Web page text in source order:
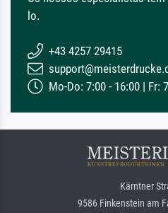
lo.
+43 4257 29415
Mo-Do: 7:00 - 16:00 | Fr:
Kärntner
9586 Finkenstein am